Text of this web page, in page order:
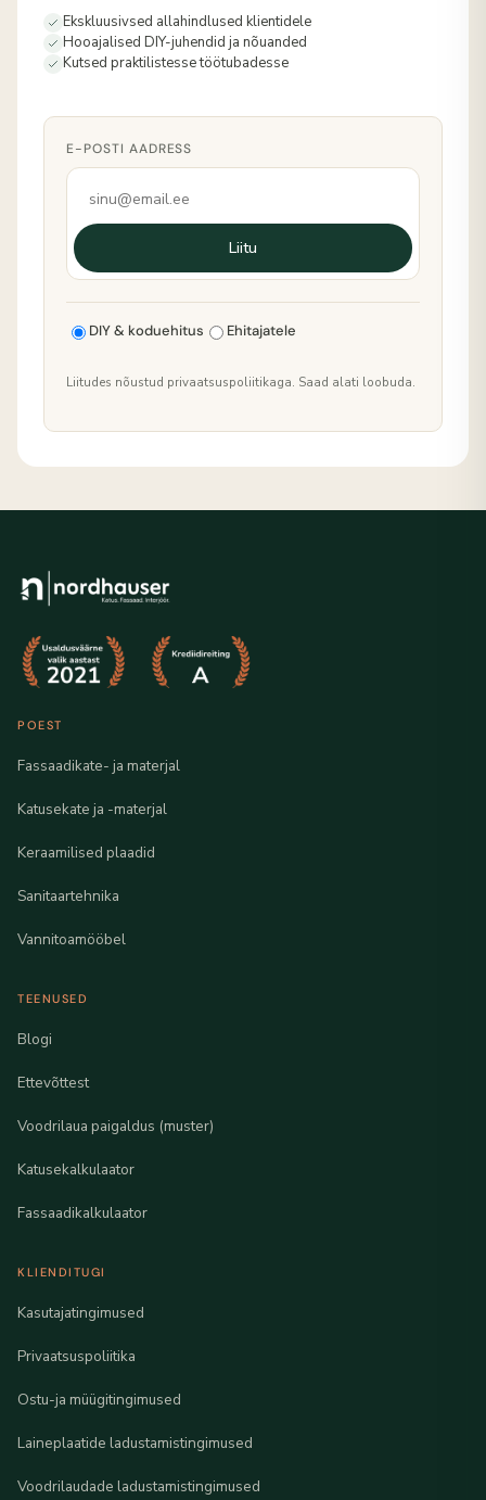
Ekskluusivsed allahindlused klientidele
Hooajalised DIY-juhendid ja nõuanded
Kutsed praktilistesse töötubadesse
E-POSTI AADRESS
Liitu
DIY & koduehitus Ehitajatele
Liitudes nõustud privaatsuspoliitikaga. Saad alati loobuda.
POEST
Fassaadikate- ja materjal
Katusekate ja -materjal
Keraamilised plaadid
Sanitaartehnika
Vannitoamööbel
TEENUSED
Blogi
Ettevõttest
Voodrilaua paigaldus (muster)
Katusekalkulaator
Fassaadikalkulaator
KLIENDITUGI
Kasutajatingimused
Privaatsuspoliitika
Ostu-ja müügitingimused
Laineplaatide ladustamistingimused
Voodrilaudade ladustamistingimused